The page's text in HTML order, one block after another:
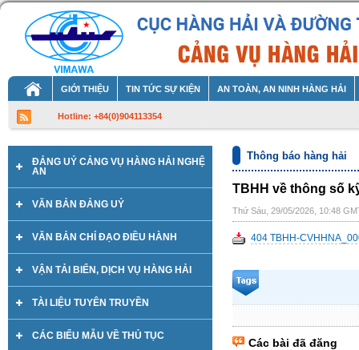
GIỚI THIỆU TIN TỨC SỰ KIỆN AN TOÀN, AN NINH HÀNG HẢI
Hotline: +84(0)904113354
ĐẢNG UỶ CẢNG VỤ HÀNG HẢI NGHỆ
AN
VĂN BẢN ĐẢNG UỶ
VĂN BẢN CHỈ ĐẠO ĐIỀU HÀNH
VẬN TẢI BIỂN, DỊCH VỤ HÀNG HẢI
TÀI LIỆU TUYÊN TRUYỀN
CÁC BIỂU MẪU VỀ THỦ TỤC
Thông báo hàng hải
TBHH về thông số
Thứ Sáu, 29/05/2026, 10:48
404 TBHH-
Các bài đã đăng